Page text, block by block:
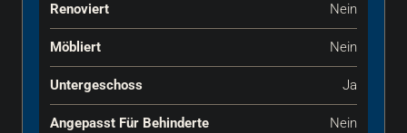
Renoviert Nein
Möbliert Nein
Untergeschoss Ja
Angepasst Für Behinderte Nein